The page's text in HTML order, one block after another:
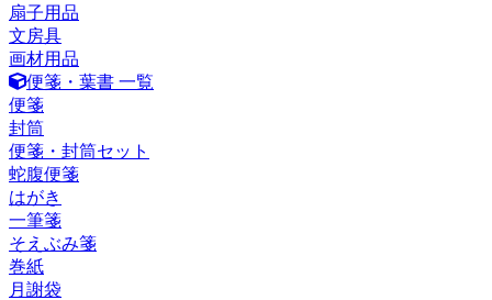
扇子用品
文房具
画材用品
便箋・葉書 一覧
便箋
封筒
便箋・封筒セット
蛇腹便箋
はがき
一筆箋
そえぶみ箋
巻紙
月謝袋